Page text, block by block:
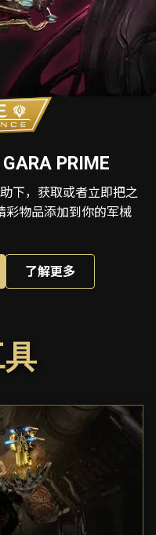
PRIME
下，获取或者立即把之
彩物品添加到你的军械
了解更多